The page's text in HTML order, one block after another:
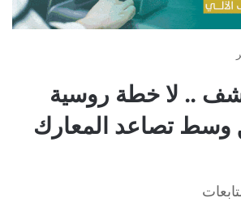
.. لا خطة روسية
وسط تصاعد المعارك